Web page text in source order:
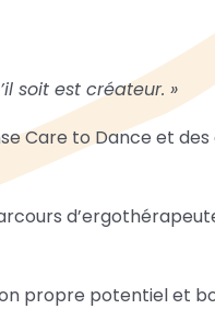
soit est créateur. »
Care to Dance et
propre potentiel et